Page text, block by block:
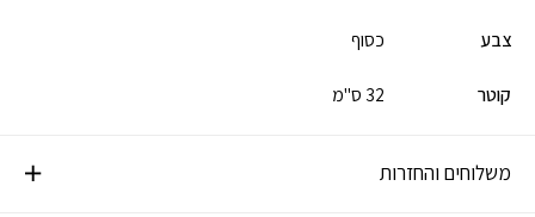
צבע כסוף
קוטר 32 ס"מ
משלוחים והחזרות